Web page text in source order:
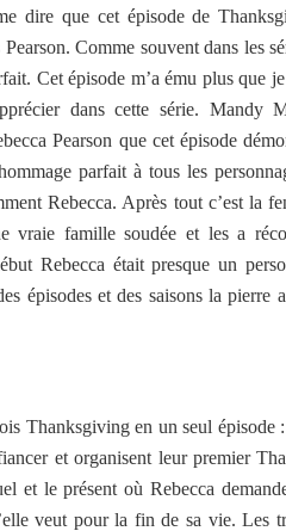
dire que cet épisode de
Pearson. Comme souvent dans les
Cet épisode m’a ému plus que
dans cette série. Mandy
Pearson que cet épisode
parfait à tous les
Rebecca. Après tout c’est la
vraie famille soudée et les a
Rebecca était presque un
épisodes et des saisons la pierre
Thanksgiving en un seul épisode
et organisent leur premier
et le présent où Rebecca
veut pour la fin de sa vie. Les